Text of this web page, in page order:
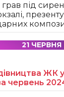
під
21 ЧЕРВНЯ
ЖК
червень